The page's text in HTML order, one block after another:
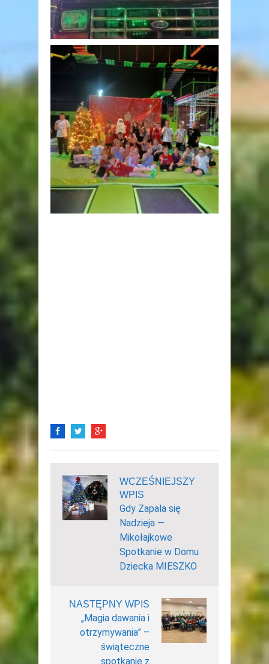
WCZEŚNIEJSZY
WPIS
Gdy Zapala się
Nadzieja —
Mikołajkowe
Spotkanie w Domu
Dziecka MIESZKO
NASTĘPNY WPIS
„Magia dawania i
otrzymywania” –
świąteczne
spotkanie z